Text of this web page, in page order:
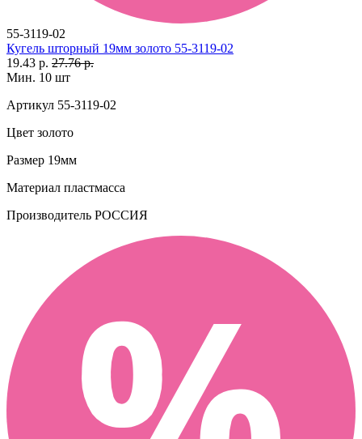
55-3119-02
Кугель шторный 19мм золото 55-3119-02
19.43 р. 27.76 р.
Мин. 10 шт
Артикул 55-3119-02
Цвет золото
Размер 19мм
Материал пластмасса
Производитель РОССИЯ